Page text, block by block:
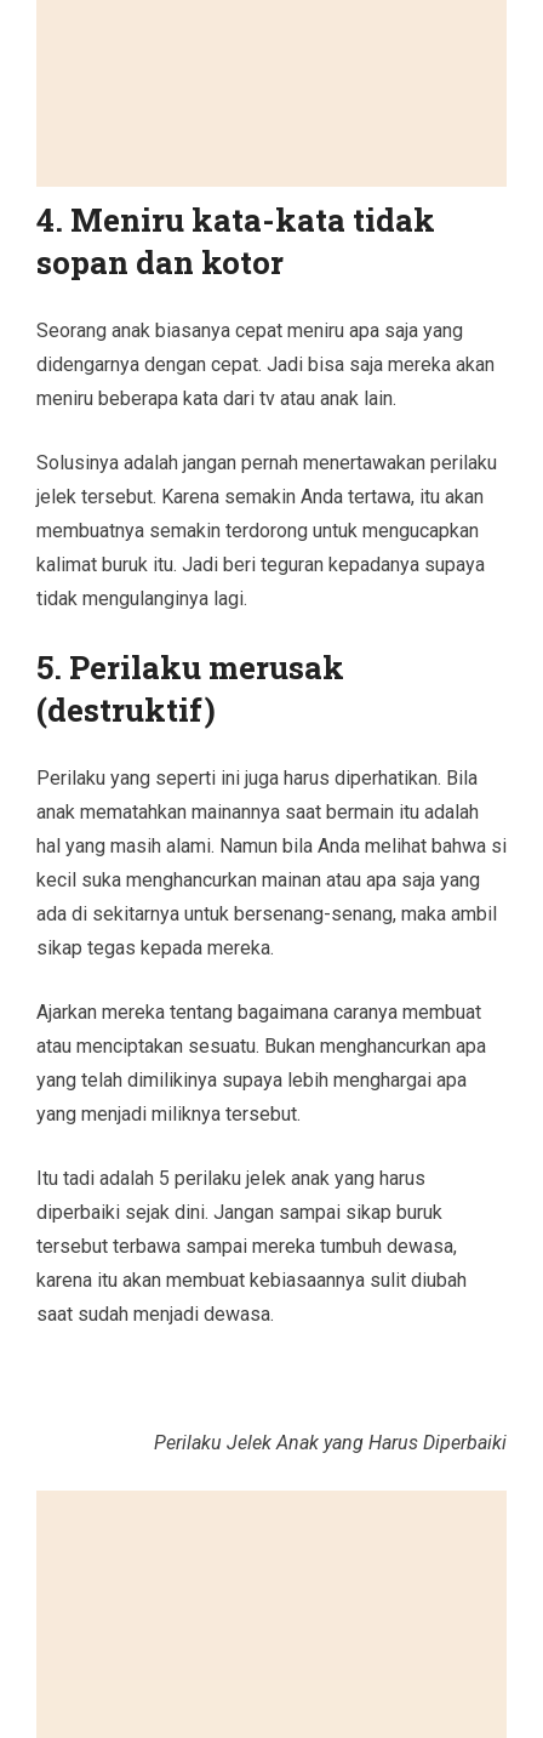
4. Meniru kata-kata tidak
sopan dan kotor
Seorang anak biasanya cepat meniru apa saja yang
didengarnya dengan cepat. Jadi bisa saja mereka akan
meniru beberapa kata dari tv atau anak lain.
Solusinya adalah jangan pernah menertawakan perilaku
jelek tersebut. Karena semakin Anda tertawa, itu akan
membuatnya semakin terdorong untuk mengucapkan
kalimat buruk itu. Jadi beri teguran kepadanya supaya
tidak mengulanginya lagi.
5. Perilaku merusak
(destruktif)
Perilaku yang seperti ini juga harus diperhatikan. Bila
anak mematahkan mainannya saat bermain itu adalah
hal yang masih alami. Namun bila Anda melihat bahwa si
kecil suka menghancurkan mainan atau apa saja yang
ada di sekitarnya untuk bersenang-senang, maka ambil
sikap tegas kepada mereka.
Ajarkan mereka tentang bagaimana caranya membuat
atau menciptakan sesuatu. Bukan menghancurkan apa
yang telah dimilikinya supaya lebih menghargai apa
yang menjadi miliknya tersebut.
Itu tadi adalah 5 perilaku jelek anak yang harus
diperbaiki sejak dini. Jangan sampai sikap buruk
tersebut terbawa sampai mereka tumbuh dewasa,
karena itu akan membuat kebiasaannya sulit diubah
saat sudah menjadi dewasa.
Perilaku Jelek Anak yang Harus Diperbaiki